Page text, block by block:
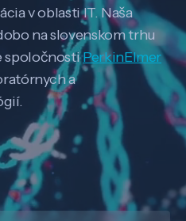
v oblasti IT. Naša
na slovenskom trhu
spoločnostiPerkinElmer
a